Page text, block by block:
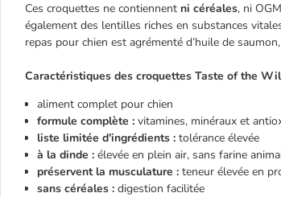
Ces croquettes ne contiennent ni céréales, ni
également des lentilles riches en substances
repas pour chien est agrémenté d’huile de
Caractéristiques des croquettes Taste of the
aliment complet pour chien
formule complète : vitamines, minéraux et
liste limitée d'ingrédients : tolérance élevée
à la dinde : élevée en plein air, sans farine
préservent la musculature : teneur élevée en
sans céréales : digestion facilitée